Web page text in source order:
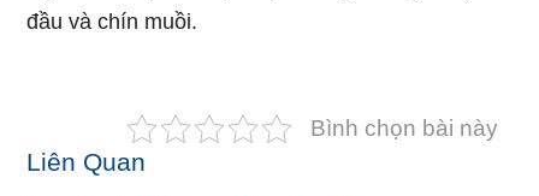
đầu và chín muồi.
Bình chọn bài này
Liên Quan